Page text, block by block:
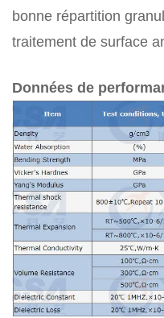
bonne répartition
traitement de surface
Données de